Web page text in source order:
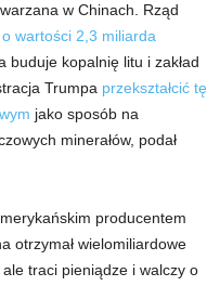
w Chinach. Rząd
o wartości 2,3 miliarda
buduje kopalnię litu i zakład
Trumpa przekształcić tę
jako sposób na
minerałów, podał
producentem
otrzymał wielomiliardowe
traci pieniądze i walczy o